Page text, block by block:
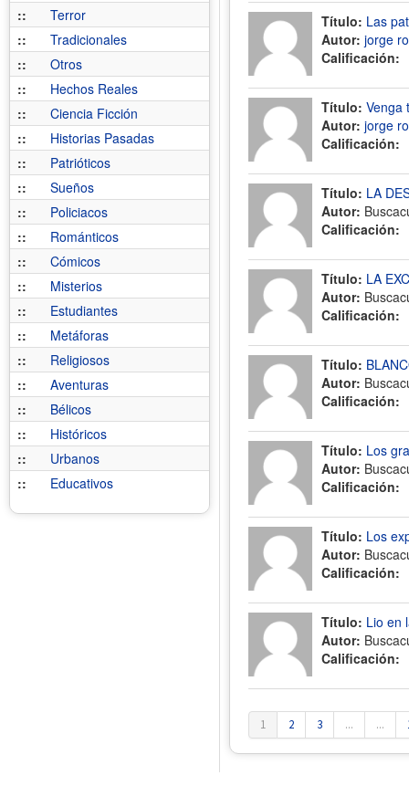
::
Terror
::
Tradicionales
::
Otros
::
Hechos Reales
::
Ciencia Ficción
::
Historias Pasadas
::
Patrióticos
::
Sueños
::
Policiacos
::
Románticos
::
Cómicos
::
Misterios
::
Estudiantes
::
Metáforas
::
Religiosos
::
Aventuras
::
Bélicos
::
Históricos
::
Urbanos
::
Educativos
Título: Las
Autor: jorge
Calificación:
Título: Venga
Autor: jorge
Calificación:
Título: LA
Autor:
Calificación:
Título: LA
Autor:
Calificación:
Título:
Autor:
Calificación:
Título: Los
Autor:
Calificación:
Título: Los
Autor:
Calificación:
Título: Lio en
Autor:
Calificación:
1 2 3 ... ...